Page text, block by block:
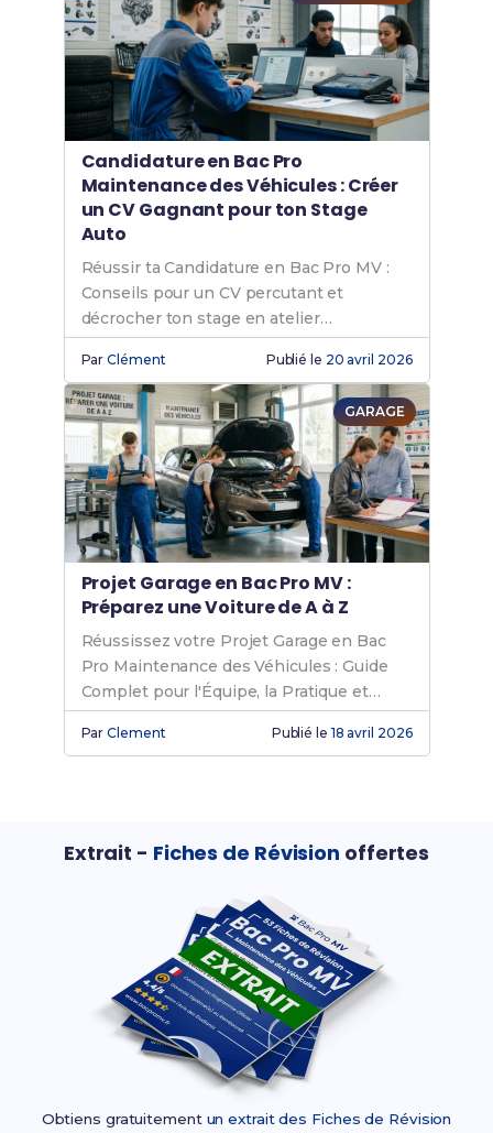
Candidature en Bac Pro
Maintenance des Véhicules : Créer
un CV Gagnant pour ton Stage
Auto
Réussir ta Candidature en Bac Pro MV :
Conseils pour un CV percutant et
décrocher ton stage en atelier
automobile.
ParClément Publié le 20 avril 2026
GARAGE
Projet Garage en Bac Pro MV :
Préparez une Voiture de A à Z
Réussissez votre Projet Garage en Bac
Pro Maintenance des Véhicules : Guide
Complet pour l'Équipe, la Pratique et
l'Oral.
ParClement Publié le 18 avril 2026
Extrait - Fiches de Révision offertes
Obtiens gratuitement un extrait des Fiches de Révision